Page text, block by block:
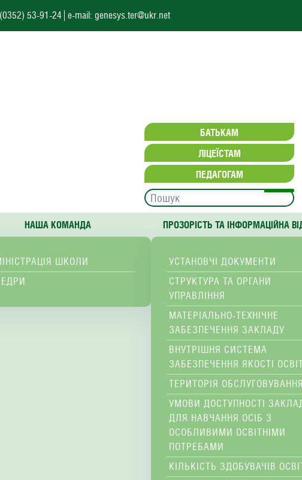
53-91-24 e-mail: genesys.ter@ukr.net
БАТЬКАМ
ЛІЦЕЇСТАМ
ПЕДАГОГАМ
НАША КОМАНДА
ШКОЛИ
ПРОЗОРІСТЬ ТА ІНФОРМАЦІЙНА
УСТАНОВЧІ ДОКУМЕНТИ
СТРУКТУРА ТА ОРГАНИ
УПРАВЛІННЯ
МАТЕРІАЛЬНО-ТЕХНІЧНЕ
ЗАБЕЗПЕЧЕННЯ ЗАКЛАДУ
ВНУТРІШНЯ СИСТЕМА
ЗАБЕЗПЕЧЕННЯ ЯКОСТІ
ТЕРИТОРІЯ ОБСЛУГОВУВАННЯ
УМОВИ ДОСТУПНОСТІ
ДЛЯ НАВЧАННЯ ОСІБ З
ОСОБЛИВИМИ ОСВІТНІМИ
ПОТРЕБАМИ
КІЛЬКІСТЬ ЗДОБУВАЧІВ